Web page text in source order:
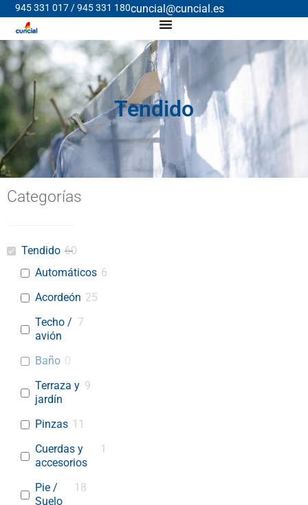
945 331 017 / 945 331 180cuncial@cuncial.es
Tendido
Categorías
Tendido 60
Automáticos 6
Acordeón 25
Techo /
avión
7
Baño 0
Terraza y
jardín
9
Pinzas 11
Cuerdas y
accesorios
1
Pie /
Suelo
18